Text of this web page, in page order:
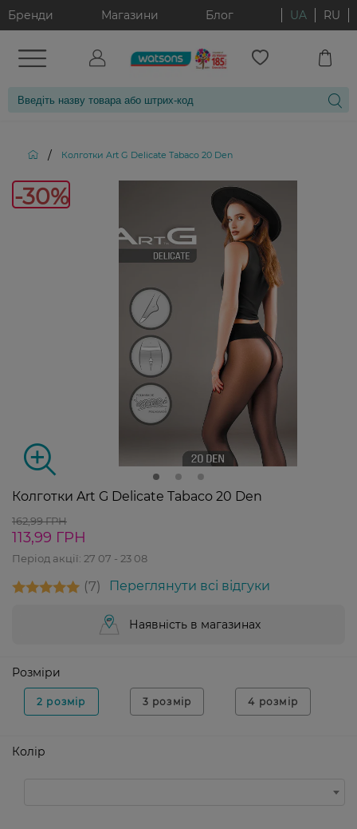
Бренди Магазини Блог UA RU
/ Колготки Art G Delicate Tabaco 20 Den
-30%
Колготки Art G Delicate Tabaco 20 Den
162,99 ГРН
113,99 ГРН
Період акції: 27 07 - 23 08
7 Переглянути всі відгуки
Наявність в магазинах
Розміри
2 розмір 3 розмір 4 розмір
Колір